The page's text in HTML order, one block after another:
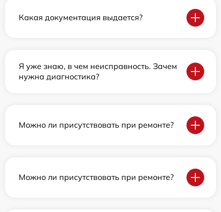
Какая документация выдается?
Я уже знаю, в чем неисправность. Зачем
нужна диагностика?
Можно ли присутствовать при ремонте?
Можно ли присутствовать при ремонте?